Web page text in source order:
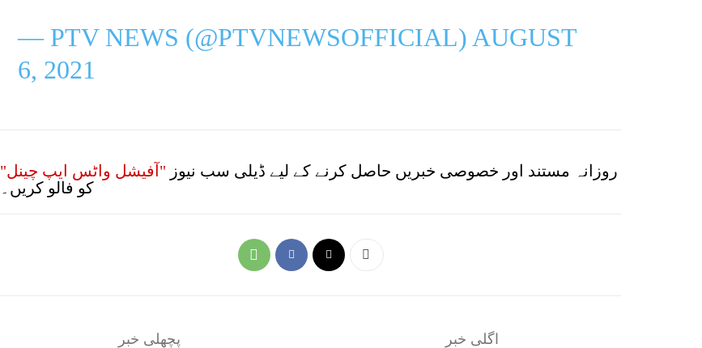
— PTV NEWS (@PTVNEWSOFFICIAL) AUGUST
6, 2021
روزانہ مستند اور خصوصی خبریں حاصل کرنے کے لیے ڈیلی سب نیوز "آفیشل واٹس ایپ چینل"
کو فالو کریں۔
پچھلی خبر
اگلی خبر